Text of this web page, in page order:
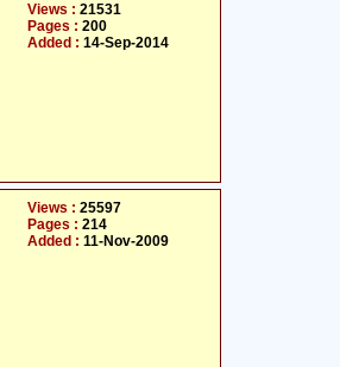
Views : 21531
Pages : 200
Added : 14-Sep-2014
Views : 25597
Pages : 214
Added : 11-Nov-2009